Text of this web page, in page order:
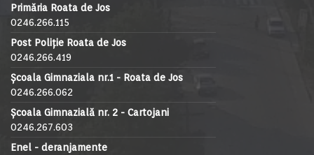
Primăria Roata de Jos
0246.266.115
Post Poliție Roata de Jos
0246.266.419
Școala Gimnaziala nr.1 - Roata de Jos
0246.266.062
Școala Gimnazială nr. 2 - Cartojani
0246.267.603
Enel - deranjamente